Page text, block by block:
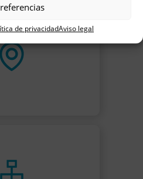
de privacidadAviso legal